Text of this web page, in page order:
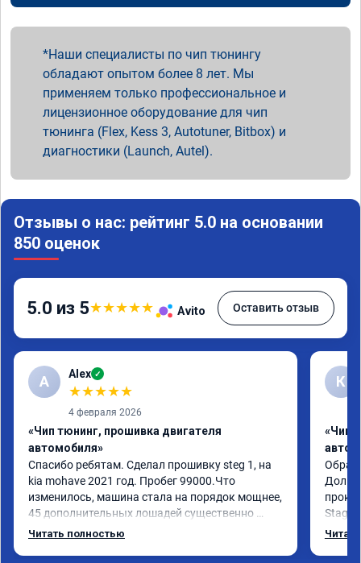
Наши специалисты по чип тюнингу
обладают опытом более 8 лет. Мы
применяем только профессиональное и
лицензионное оборудование для чип
тюнинга (Flex, Kess 3, Autotuner, Bitbox) и
диагностики (Launch, Autel).
Отзывы о нас: рейтинг 5.0 на основании
850 оценок
5.0 из 5★★★★★ Avito Оставить отзыв
A Alex ✓
★★★★★
4 февраля 2026
«Чип тюнинг, прошивка двигателя
автомобиля»
Спасибо ребятам. Сделал прошивку steg 1, на
kia mohave 2021 год. Пробег 99000.Что
изменилось, машина стала на порядок мощнее,
45 дополнительных лошадей существенно
чувствуется и соответственно крутящего
Читать полностью
К
«Чип
Долго
Stage
с